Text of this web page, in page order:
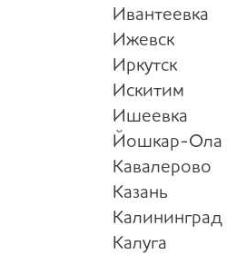
Ивантеевка
Ижевск
Иркутск
Искитим
Ишеевка
Йошкар-Ола
Кавалерово
Казань
Калининград
Калуга